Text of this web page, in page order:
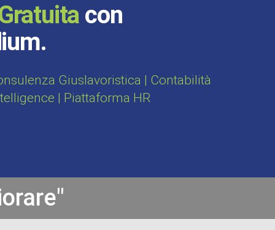
con
Giuslavoristica | Contabilità
| Piattaforma HR